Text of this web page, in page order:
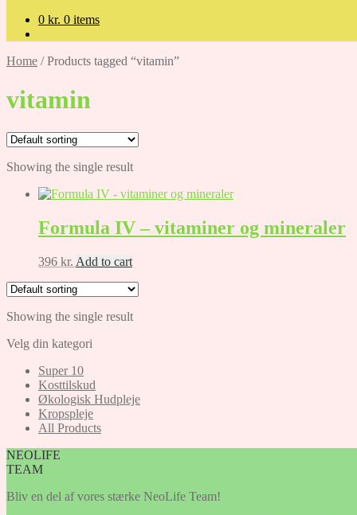
0 kr. 0 items
Home /Products tagged “vitamin”
vitamin
Showing the single result
Formula IV – vitaminer og mineraler
396 kr. Add to cart
Showing the single result
Velg din kategori
Super 10
Kosttilskud
Økologisk Hudpleje
Kropspleje
All Products
NEOLIFE
TEAM
Bliv en del af vores stærke NeoLife Team!